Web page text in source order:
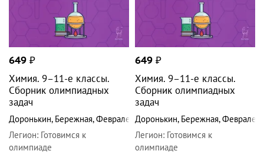
649 ₽
Химия. 9–11-е классы.
Сборник олимпиадных
задач
Доронькин, Бережная,Февралева
Легион: Готовимся к
олимпиаде
649 ₽
Химия. 9–11-е классы.
Сборник олимпиадных
задач
Доронькин, Бережная,Февралева
Легион: Готовимся к
олимпиаде